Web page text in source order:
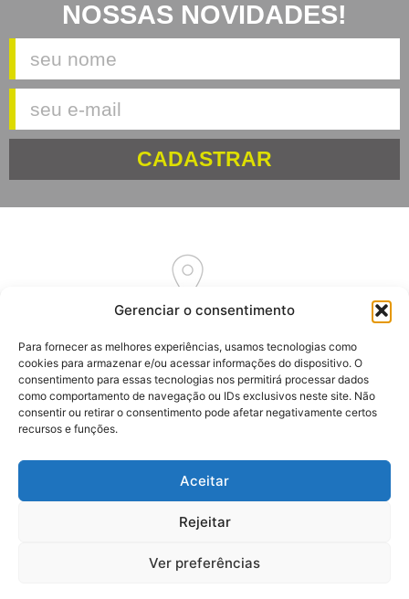
Gerenciar o consentimento
Para fornecer as melhores experiências, usamos tecnologias como
cookies para armazenar e/ou acessar informações do dispositivo. O
consentimento para essas tecnologias nos permitirá processar dados
como comportamento de navegação ou IDs exclusivos neste site. Não
consentir ou retirar o consentimento pode afetar negativamente certos
recursos e funções.
Aceitar
Rejeitar
Ver preferências
NOSSAS NOVIDADES!
CADASTRAR
Garibaldi – RS
CEP: 95720-000
(54) 3464-7262
(54) 99916-2061